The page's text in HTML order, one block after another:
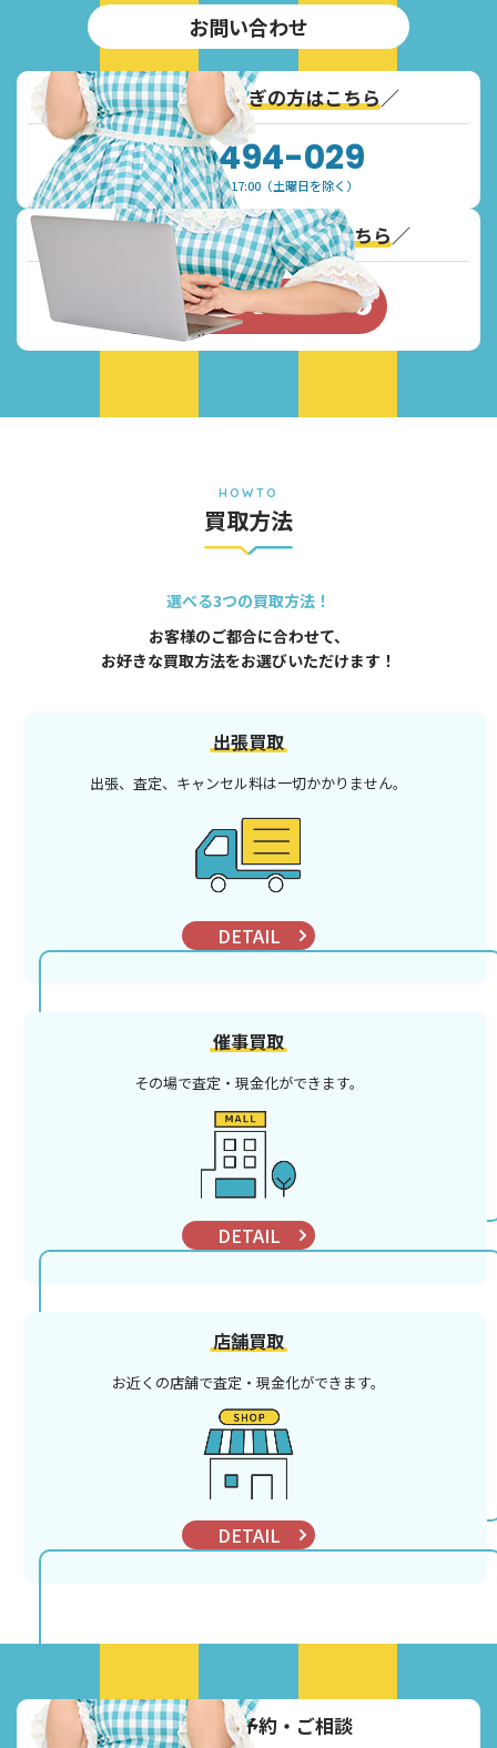
お問い合わせ
＼通話無料！お急ぎの方はこちら／
0120-494-029
受付時間：9:30~17:00（土曜日を除く）
Webからのお問い合わせはこちら／
お問い合わせフォーム
HOWTO
買取方法
選べる3つの買取方法！
お客様のご都合に合わせて、
お好きな買取方法をお選びいただけます！
出張買取
出張、査定、キャンセル料は一切かかりません。
DETAIL
催事買取
その場で査定・現金化ができます。
DETAIL
店舗買取
お近くの店舗で査定・現金化ができます。
DETAIL
お電話でご予約・ご相談